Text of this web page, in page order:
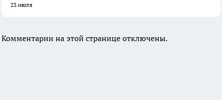
23 июля
Комментарии на этой странице отключены.